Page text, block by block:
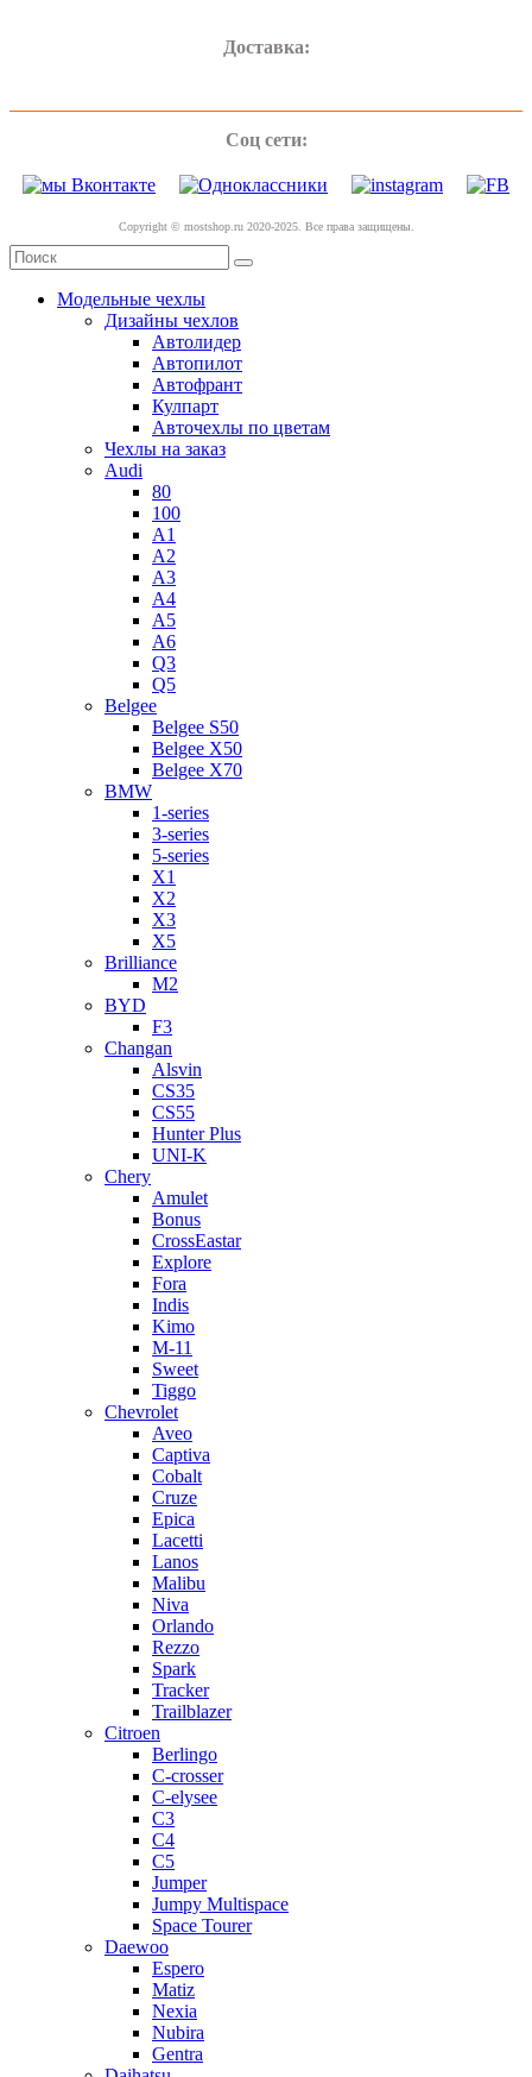
Доставка:
Соц сети:
Copyright © mostshop.ru 2020-2025. Все права защищены.
Модельные чехлы
Дизайны чехлов
Автолидер
Автопилот
Автофрант
Кулпарт
Авточехлы по цветам
Чехлы на заказ
Audi
80
100
A1
A2
A3
A4
A5
A6
Q3
Q5
Belgee
Belgee S50
Belgee X50
Belgee X70
BMW
1-series
3-series
5-series
X1
X2
X3
X5
Brilliance
M2
BYD
F3
Changan
Alsvin
CS35
CS55
Hunter Plus
UNI-K
Chery
Amulet
Bonus
CrossEastar
Explore
Fora
Indis
Kimo
M-11
Sweet
Tiggo
Chevrolet
Aveo
Captiva
Cobalt
Cruze
Epica
Lacetti
Lanos
Malibu
Niva
Orlando
Rezzo
Spark
Tracker
Trailblazer
Citroen
Berlingo
C-crosser
C-elysee
C3
C4
C5
Jumper
Jumpy Multispace
Space Tourer
Daewoo
Espero
Matiz
Nexia
Nubira
Gentra